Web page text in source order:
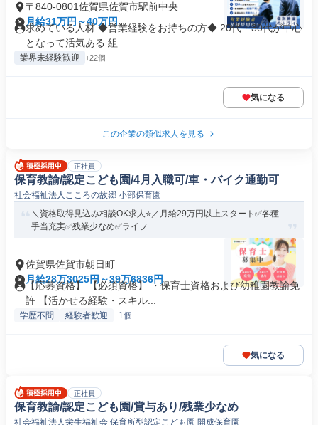
〒840-0801佐賀県佐賀市駅前中央
月給31万円～40万円
求めている人材 ◆営業経験をお持ちの方◆ 20代・30代が中心
となって活気ある 組...
業界未経験歓迎 +22個
気になる
この企業の類似求人を見る
正社員
保育教諭/認定こども園/4月入職可/車・バイク通勤可
社会福祉法人こころの故郷 小部保育園
＼資格取得見込み相談OK求人⭐／月給29万円以上スタート✅各種
手当充実✅残業少なめ✅ライフ...
佐賀県佐賀市朝日町
月給28万3025円～39万6836円
【応募資格】 【必須資格】 ・保育士資格および幼稚園教諭免
許 【活かせる経験・スキル...
学歴不問 経験者歓迎 +1個
気になる
正社員
保育教諭/認定こども園/賞与あり/残業少なめ
社会福祉法人栄生福祉会 保育所型認定こども園 開成保育園